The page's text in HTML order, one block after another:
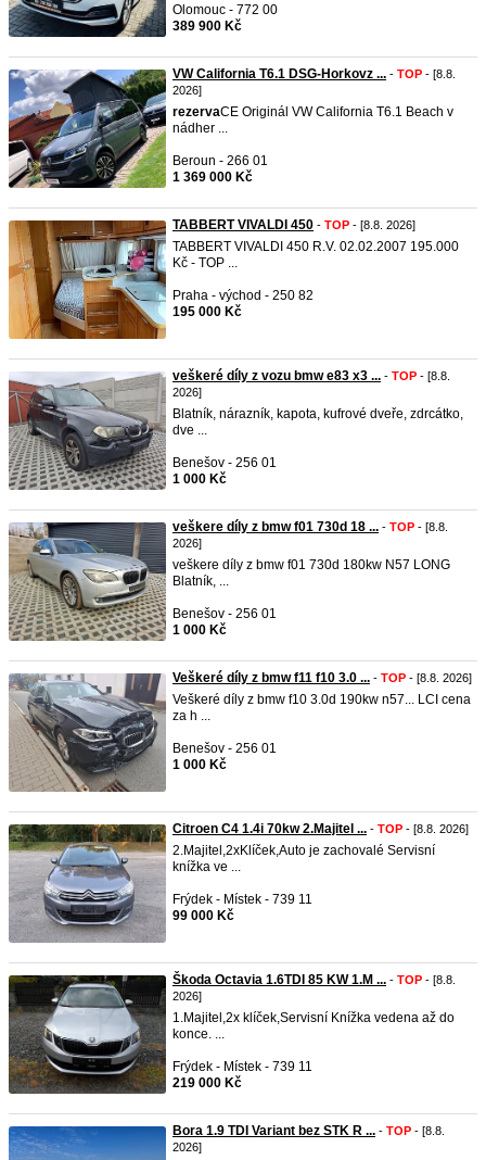
Olomouc - 772 00
389 900 Kč
VW California T6.1 DSG-Horkovz ... - TOP - [8.8.
2026]
rezervaCE Originál VW California T6.1 Beach v
nádher ...
Beroun - 266 01
1 369 000 Kč
TABBERT VIVALDI 450 - TOP - [8.8. 2026]
TABBERT VIVALDI 450 R.V. 02.02.2007 195.000
Kč - TOP ...
Praha - východ - 250 82
195 000 Kč
veškeré díly z vozu bmw e83 x3 ... - TOP - [8.8.
2026]
Blatník, nárazník, kapota, kufrové dveře, zdrcátko,
dve ...
Benešov - 256 01
1 000 Kč
veškere díly z bmw f01 730d 18 ... - TOP - [8.8.
2026]
veškere díly z bmw f01 730d 180kw N57 LONG
Blatník, ...
Benešov - 256 01
1 000 Kč
Veškeré díly z bmw f11 f10 3.0 ... - TOP - [8.8. 2026]
Veškeré díly z bmw f10 3.0d 190kw n57... LCI cena
za h ...
Benešov - 256 01
1 000 Kč
Citroen C4 1.4i 70kw 2.Majitel ... - TOP - [8.8. 2026]
2.Majitel,2xKlíček,Auto je zachovalé Servisní
knížka ve ...
Frýdek - Místek - 739 11
99 000 Kč
Škoda Octavia 1.6TDI 85 KW 1.M ... - TOP - [8.8.
2026]
1.Majitel,2x klíček,Servisní Knížka vedena až do
konce. ...
Frýdek - Místek - 739 11
219 000 Kč
Bora 1.9 TDI Variant bez STK R ... - TOP - [8.8.
2026]